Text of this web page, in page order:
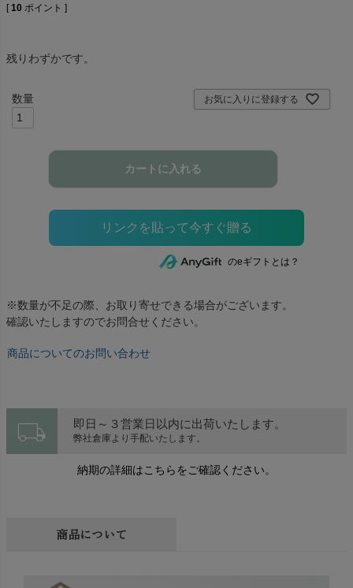
[ 10 ポイント ]
残りわずかです。
お気に入りに登録する
カートに入れる
のeギフトとは？
※数量が不足の際、お取り寄せできる場合がございます。
確認いたしますのでお問合せください。
商品についてのお問い合わせ
local_shipping 即日～３営業日以内に出荷いたします。
弊社倉庫より手配いたします。
納期の詳細はこちらをご確認ください。
商品について